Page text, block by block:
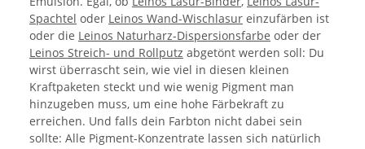
Spachtel oder Leinos Wand-Wischlasur einzufärben ist
oder die Leinos Naturharz-Dispersionsfarbe oder der
Leinos Streich- und Rollputz abgetönt werden soll: Du
wirst überrascht sein, wie viel in diesen kleinen
Kraftpaketen steckt und wie wenig Pigment man
hinzugeben muss, um eine hohe Färbekraft zu
erreichen. Und falls dein Farbton nicht dabei sein
sollte: Alle Pigment-Konzentrate lassen sich natürlich